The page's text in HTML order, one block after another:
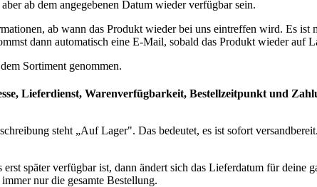
ab dem angegebenen Datum wieder verfügbar sein.
ab wann das Produkt wieder bei uns eintreffen wird. Es
dann automatisch eine E-Mail, sobald das Produkt wieder auf
Sortiment genommen.
Lieferdienst, Warenverfügbarkeit, Bestellzeitpunkt und
steht „Auf Lager". Das bedeutet, es ist sofort
später verfügbar ist, dann ändert sich das Lieferdatum für
nur die gesamte Bestellung.